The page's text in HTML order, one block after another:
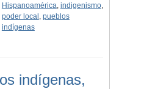
Hispanoamérica, indigenismo,
poder local , pueblos
indígenas
indígenas,